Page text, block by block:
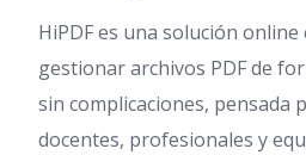
HiPDF es una solución
gestionar archivos PDF de
sin complicaciones, pensada
docentes, profesionales y